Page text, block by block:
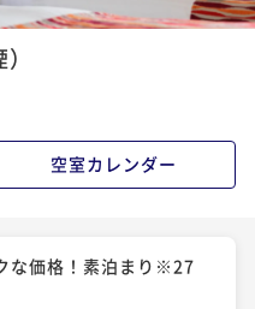
な価格！朝食付き※27
¥13,294~
2名 ¥ 12,629 ~
予約にも直前予約にも
空室カレンダー
な価格！素泊まり※27